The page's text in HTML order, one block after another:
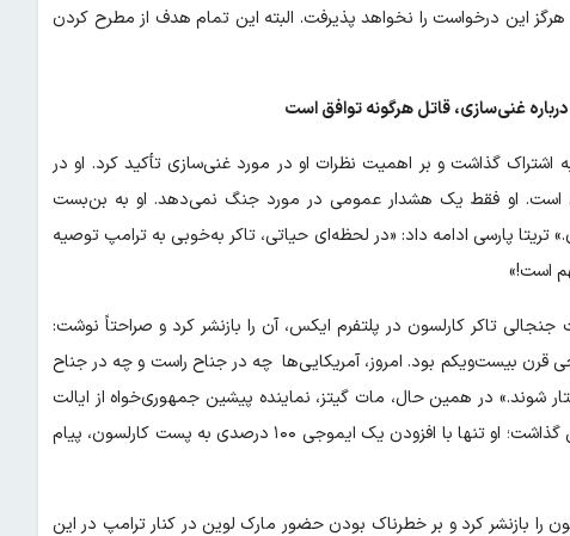
هرگز این درخواست را نخواهد پذیرفت. البته این تمام هدف از مطرح کردن
غنی‌سازی، قاتل هرگونه توافق است
اشتراک گذاشت و بر اهمیت نظرات او در مورد غنی‌سازی تأکید کرد. او در
است. او فقط یک هشدار عمومی در مورد جنگ نمی‌دهد. او به بن‌بست
پارسی ادامه داد: «در لحظه‌ای حیاتی، تاکر به‌خوبی به ترامپ توصیه
است!»
جنجالی تاکر کارلسون در پلتفرم ایکس، آن را بازنشر کرد و صراحتاً نوشت:
بیست‌ویکم بود. امروز، آمریکایی‌ها چه در جناح راست و چه در جناح
شوند.» در همین حال، مات گیتز، نماینده پیشین جمهوری‌خواه از ایالت
فلوریدا، نیز با بازنشر همین پست، حمایت کامل خود را به نمایش گذاشت؛ او تنها با افزودن یک ایموجی ۱۰۰ درصدی به پست کارلسون، پیام
را بازنشر کرد و بر خطرناک بودن حضور مارک لوین در کنار ترامپ در این